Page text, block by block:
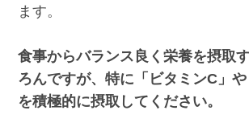
ます。
食事からバランス良く栄養を摂取
ろんですが、特に「ビタミンC」や
を積極的に摂取してください。